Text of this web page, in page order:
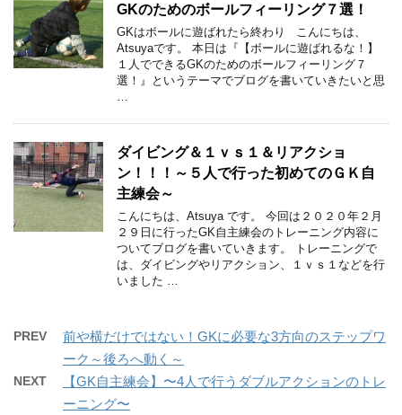
GKのためのボールフィーリング７選！
GKはボールに遊ばれたら終わり こんにちは、
Atsuyaです。 本日は『【ボールに遊ばれるな！】
１人でできるGKのためのボールフィーリング７
選！』というテーマでブログを書いていきたいと思
ダイビング＆１ｖｓ１＆リアクショ
ン！！！～５人で行った初めてのＧＫ自
主練会～
こんにちは、Atsuya です。 今回は２０２０年２月
２９日に行ったGK自主練会のトレーニング内容に
ついてブログを書いていきます。 トレーニングで
は、ダイビングやリアクション、１ｖｓ１などを行
いました …
PREV
前や横だけではない！GKに必要な3方向のステップワ
ーク～後ろへ動く～
NEXT
【GK自主練会】〜4人で行うダブルアクションのトレ
ーニング〜